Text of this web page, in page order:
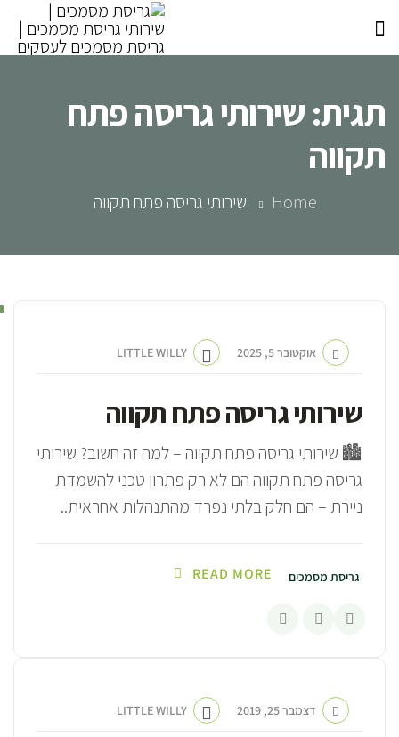
תגית:שירותי גריסה פתח
תקווה
Home שירותי גריסה פתח תקווה
שירותי גריסה פתח תקווה
אוקטובר 5, 2025 LITTLE WILLY
🏙️ שירותי גריסה פתח תקווה – למה זה חשוב? שירותי
גריסה פתח תקווה הם לא רק פתרון טכני להשמדת
ניירת – הם חלק בלתי נפרד מהתנהלות אחראית..
גריסת מסמכים READ MORE
דצמבר 25, 2019 LITTLE WILLY